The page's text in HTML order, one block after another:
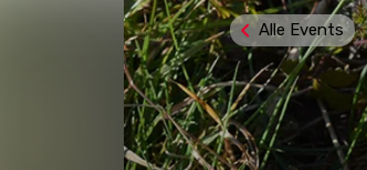
Alle Events